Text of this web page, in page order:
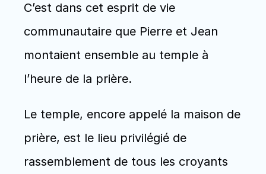
C’est dans cet esprit de vie
communautaire que Pierre et Jean
montaient ensemble au temple à
l’heure de la prière.
Le temple, encore appelé la maison de
prière, est le lieu privilégié de
rassemblement de tous les croyants